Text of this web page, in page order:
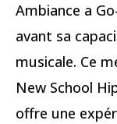
Ambiance a
avant sa
musicale. Ce
New School
offre une